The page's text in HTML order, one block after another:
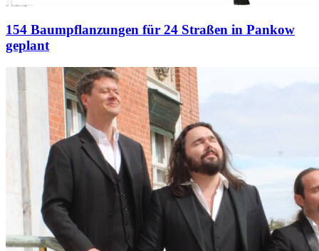
154 Baumpflanzungen für 24 Straßen in Pankow
geplant